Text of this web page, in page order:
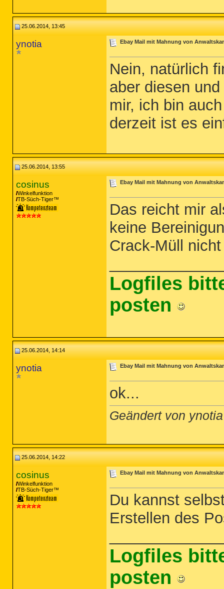
25.06.2014, 13:45
ynotia Ebay Mail mit Mahnung von
Nein, natürlich
aber diesen
mir, ich bin
derzeit ist es
25.06.2014, 13:55
cosinus
Winkelfunktion
TB-Süch-Tiger™
Ebay Mail mit Mahnung von
Das reicht mir
keine
Crack-Müll
Logfiles
posten
25.06.2014, 14:14
ynotia Ebay Mail mit Mahnung von
ok...
Geändert von
25.06.2014, 14:22
cosinus
Winkelfunktion
TB-Süch-Tiger™
Ebay Mail mit Mahnung von
Du kannst
Erstellen des
Logfiles
posten